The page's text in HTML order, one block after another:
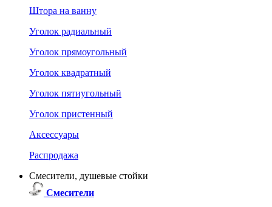
Штора на ванну
Уголок радиальный
Уголок прямоугольный
Уголок квадратный
Уголок пятиугольный
Уголок пристенный
Аксессуары
Распродажа
Смесители, душевые стойки
Смесители